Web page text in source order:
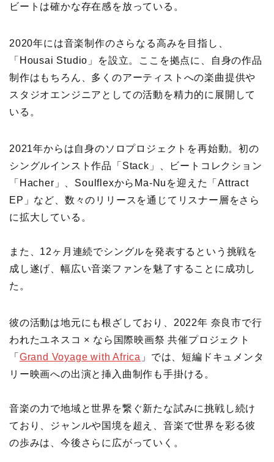
ビートは確かな存在感を放っている。
2020年には音楽制作のさらなる高みを目指し、
「Housai Studio」を設立。ここを拠点に、自身の作品
制作はもちろん、多くのアーティストへの楽曲提供や
スタジオエンジニアとしての活動を精力的に展開して
いる。
2021年からは自身のソロプロジェクトを再始動。初の
シングルインスト作品「Stack」、ビートコレクション
「Hacher」、SoulflexからMa-Nuを迎えた「Attract
EP」など、数々のリリースを通じてリスナー層をさら
に拡大している。
また、12ヶ月連続でシングルを発表するという挑戦を
成し遂げ、幅広い音楽ファンを魅了することに成功し
た。
彼の活動は地元にも根ざしており、2022年 奈良市で行
われたユネスコ × なら国際映画祭 共催プロジェクト
「 Grand Voyage with Africa 」では、短編ドキュメンタ
リー映画への出演と挿入曲制作も手掛ける。
音楽の力で地域と世界を繋ぐ新たな試みに挑戦し続け
ており、ジャンルや国境を超え、音楽で世界を彩る彼
の歩みは、今後さらに広がっていく。